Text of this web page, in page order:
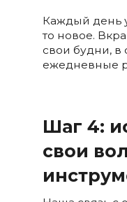
Каждый день
то новое.
свои будни,
ежедневные
Шаг 4:
свои